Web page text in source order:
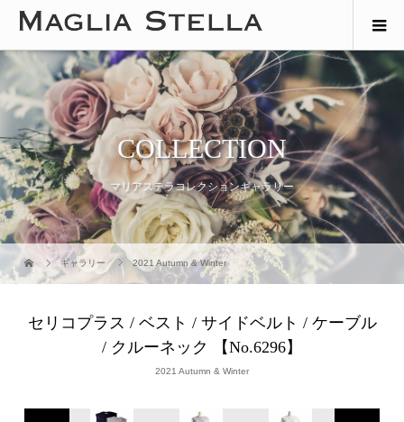
COLLECTION
マリアステラコレクションギャラリー
ギャラリー 2021 Autumn & Winter
セリコプラス / ベスト / サイドベルト / ケーブル
/ クルーネック 【No.6296】
2021 Autumn & Winter